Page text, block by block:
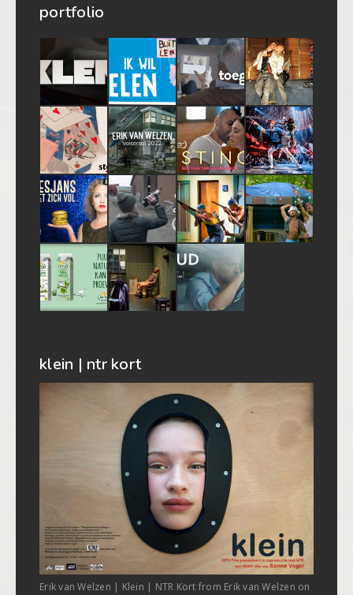
portfolio
klein | ntr kort
Erik van Welzen | Klein | NTR Kort from Erik van Welzen on